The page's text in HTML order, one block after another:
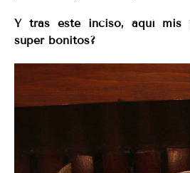
Y tras este inciso, aquí mis
súper bonitos?